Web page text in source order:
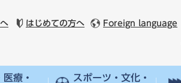
はじめての方へ Foreign language
療・
スポーツ・文化・